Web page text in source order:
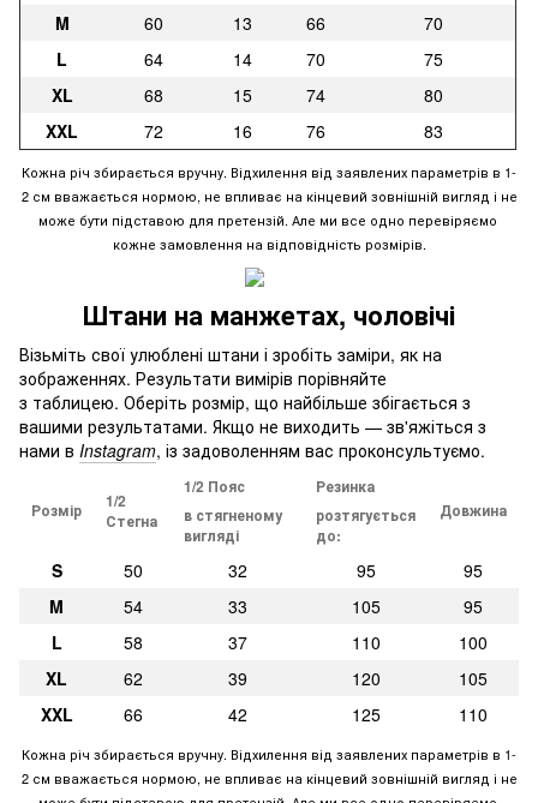
M
60 13 66
70
L
64 14 70
75
XL
68 15 74
80
XXL
72 16 76 83
Кожна річ збирається вручну. Відхилення від заявлених параметрів в 1-
2 см вважається нормою, не впливає на кінцевий зовнішній вигляд і не
може бути підставою для претензій. Але ми все одно перевіряємо
кожне замовлення на відповідність розмірів.
Штани на манжетах, чоловічі
Візьміть свої улюблені штани і зробіть заміри, як на
зображеннях. Результати вимірів порівняйте
з таблицею. Оберіть розмір, що найбільше збігається з
вашими результатами. Якщо не виходить — зв'яжіться з
нами в Instagram, із задоволенням вас проконсультуємо.
Розмір
1/2
Стегна
1/2 Пояс
в стягненому
вигляді
Резинка
розтягується
до:
Довжина
S 50 32 95
95
M
54 33 105
95
L
58 37 110
100
XL
62 39 120
105
XXL
66 42 125 110
Кожна річ збирається вручну. Відхилення від заявлених параметрів в 1-
2 см вважається нормою, не впливає на кінцевий зовнішній вигляд і не